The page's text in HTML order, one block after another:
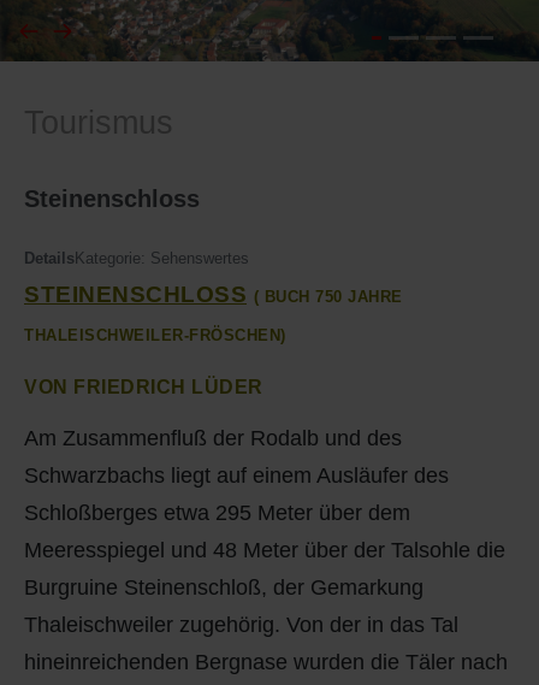
Tourismus
Steinenschloss
Details Kategorie: Sehenswertes
STEINENSCHLOSS ( BUCH 750 JAHRE
THALEISCHWEILER-FRÖSCHEN)
VON FRIEDRICH LÜDER
Am Zusammenfluß der Rodalb und des
Schwarzbachs liegt auf einem Ausläufer des
Schloßberges etwa 295 Meter über dem
Meeresspiegel und 48 Meter über der Talsohle die
Burgruine Steinenschloß, der Gemarkung
Thaleischweiler zugehörig. Von der in das Tal
hineinreichenden Bergnase wurden die Täler nach
J
M
O - Ö
Q
R
Feuerwehr
Friedhöfe
Kirchen
Ortseingang
Presles Partnergemeinde
Schulen - Kindergarten
Spielplätze